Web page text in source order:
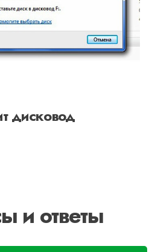
дисковод
и ответы